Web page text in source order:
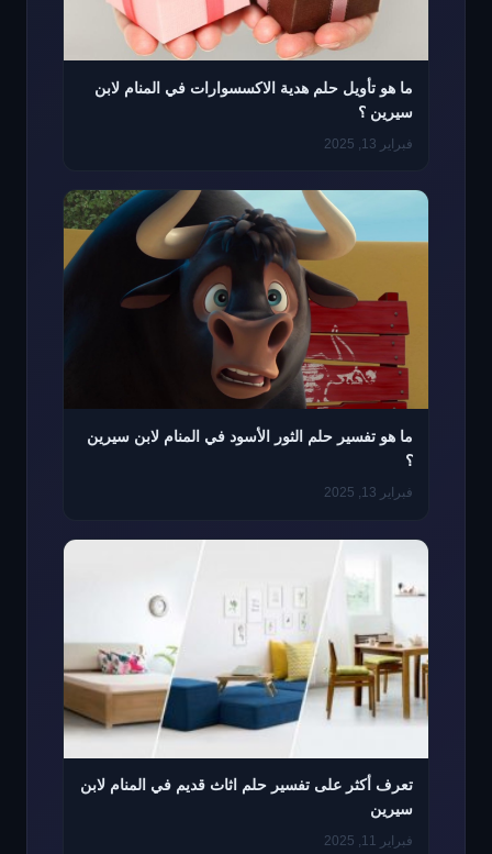
ما هو تأويل حلم هدية الاكسسوارات في المنام لابن
سيرين ؟
فبراير 13, 2025
ما هو تفسير حلم الثور الأسود في المنام لابن سيرين
؟
فبراير 13, 2025
تعرف أكثر على تفسير حلم اثاث قديم في المنام لابن
سيرين
فبراير 11, 2025